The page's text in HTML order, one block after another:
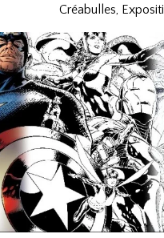
Créabulles,